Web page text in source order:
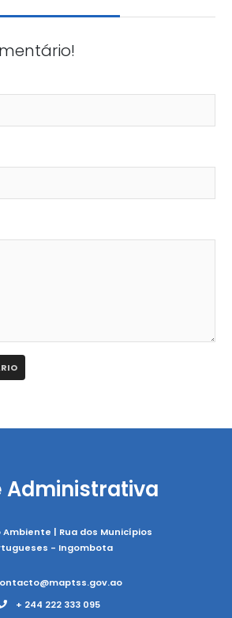
Administrativa
Ambiente | Rua dos Municípios
- Ingombota
+ 244 222 333 095